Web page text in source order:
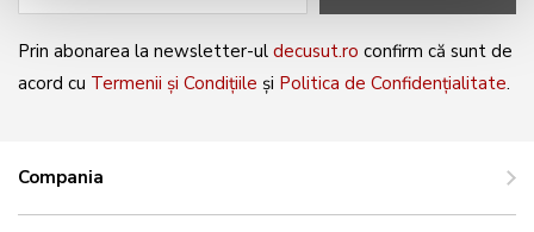
Prin abonarea la newsletter-ul decusut.ro confirm că sunt de
acord cu Termenii și Condițiile și Politica de Confidențialitate.
Compania